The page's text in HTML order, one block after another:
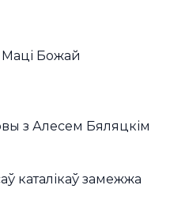
Маці Божай
з Алесем Бяляцкім
каталікаў замежжа